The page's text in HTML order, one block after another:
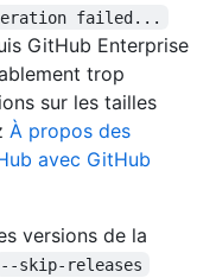
failed...
GitHub Enterprise
trop
sur les tailles
À propos des
avec GitHub
versions de la
--skip-releases